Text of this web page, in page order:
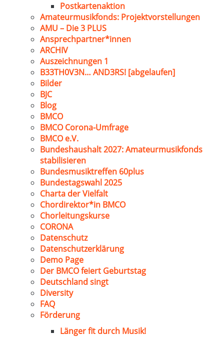
Postkartenaktion
Amateurmusikfonds: Projektvorstellungen
AMU – Die 3 PLUS
Ansprechpartner*innen
ARCHIV
Auszeichnungen 1
B33TH0V3N… AND3RS! [abgelaufen]
Bilder
BJC
Blog
BMCO
BMCO Corona-Umfrage
BMCO e.V.
Bundeshaushalt 2027: Amateurmusikfonds
stabilisieren
Bundesmusiktreffen 60plus
Bundestagswahl 2025
Charta der Vielfalt
Chordirektor*in BMCO
Chorleitungskurse
CORONA
Datenschutz
Datenschutzerklärung
Demo Page
Der BMCO feiert Geburtstag
Deutschland singt
Diversity
FAQ
Förderung
Länger fit durch Musik!